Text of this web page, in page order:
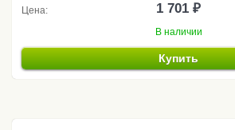
Цена: 1 701 ₽
В наличии
Купить